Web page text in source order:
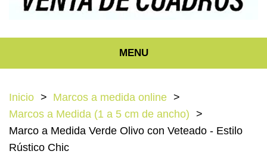
MENU
Inicio
Marcos a medida online
Marcos a Medida (1 a 5 cm de ancho)
Marco a Medida Verde Olivo con Veteado - Estilo
Rústico Chic